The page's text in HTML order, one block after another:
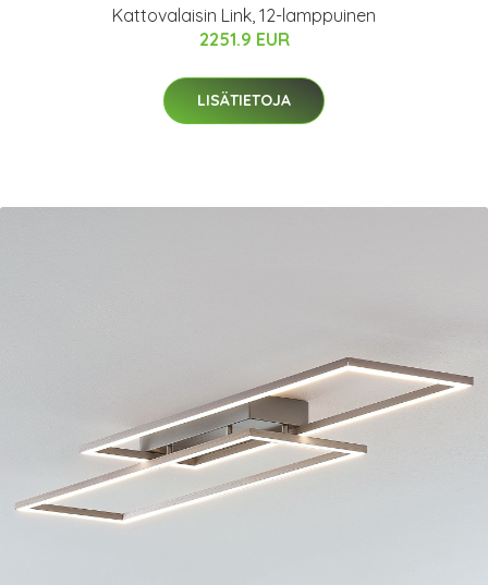
Kattovalaisin Link, 12-lamppuinen
2251.9 EUR
LISÄTIETOJA